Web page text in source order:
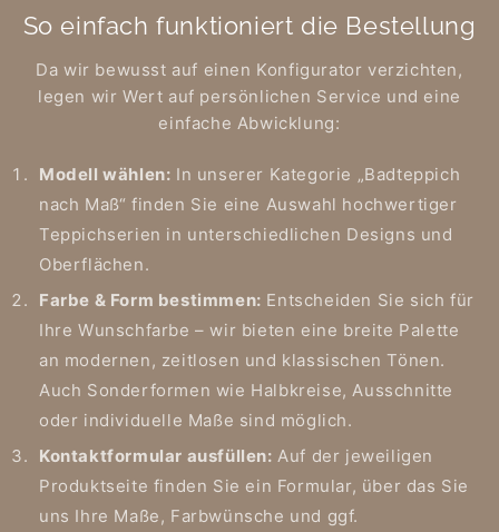
So einfach funktioniert die Bestellung
Da wir bewusst auf einen Konfigurator verzichten,
legen wir Wert auf persönlichen Service und eine
einfache Abwicklung:
Modell wählen: In unserer Kategorie „Badteppich
nach Maß“ finden Sie eine Auswahl hochwertiger
Teppichserien in unterschiedlichen Designs und
Oberflächen.
Farbe & Form bestimmen: Entscheiden Sie sich für
Ihre Wunschfarbe – wir bieten eine breite Palette
an modernen, zeitlosen und klassischen Tönen.
Auch Sonderformen wie Halbkreise, Ausschnitte
oder individuelle Maße sind möglich.
Kontaktformular ausfüllen: Auf der jeweiligen
Produktseite finden Sie ein Formular, über das Sie
uns Ihre Maße, Farbwünsche und ggf.